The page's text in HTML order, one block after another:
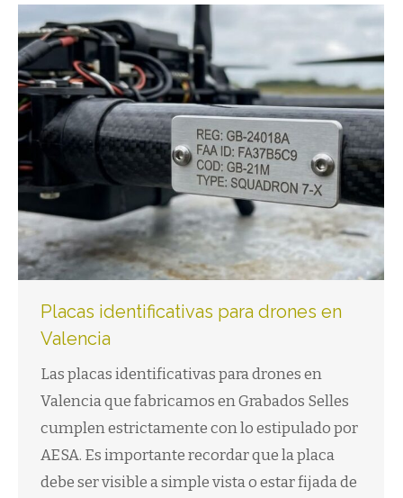
Placas identificativas para drones en
Valencia
Las placas identificativas para drones en
Valencia que fabricamos en Grabados Selles
cumplen estrictamente con lo estipulado por
AESA. Es importante recordar que la placa
debe ser visible a simple vista o estar fijada de